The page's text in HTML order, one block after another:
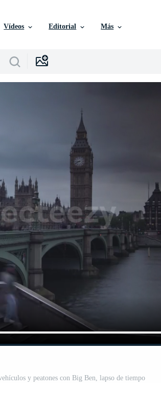
Vídeos Editorial Más
y peatones con Big Ben, lapso de tiempo